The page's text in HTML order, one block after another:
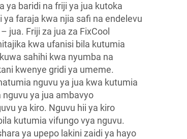
ya baridi na friji ya jua kutoka
faraja kwa njia safi na endelevu
jua. Friji za jua za FixCool
kwa ufanisi bila kutumia
sahihi kwa nyumba na
kwenye gridi ya umeme.
nguvu ya jua kwa kutumia
ya jua ambavyo
ya kiro. Nguvu hii ya kiro
kutumia vifungo vya nguvu.
ya upepo lakini zaidi ya hayo